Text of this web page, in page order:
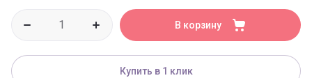
В корзину
Купить в 1 клик